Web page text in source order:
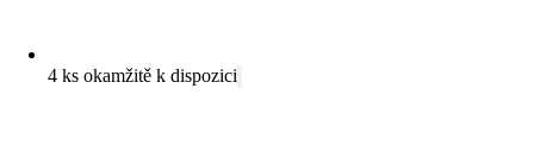
4 ks okamžitě k dispozici